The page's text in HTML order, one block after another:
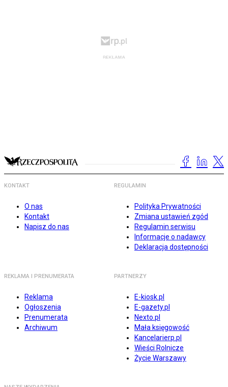
KONTAKT
O nas
Kontakt
Napisz do nas
REGULAMIN
Polityka Prywatności
Zmiana ustawień zgód
Regulamin serwisu
Informacje o nadawcy
Deklaracja dostępności
REKLAMA I PRENUMERATA
Reklama
Ogłoszenia
Prenumerata
Archiwum
PARTNERZY
E-kiosk.pl
E-gazety.pl
Nexto.pl
Mała księgowość
Kancelarierp.pl
Wieści Rolnicze
Życie Warszawy